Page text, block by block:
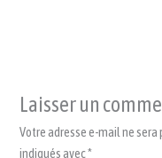
Laisser un
Votre adresse e-mail ne sera
indiqués avec*